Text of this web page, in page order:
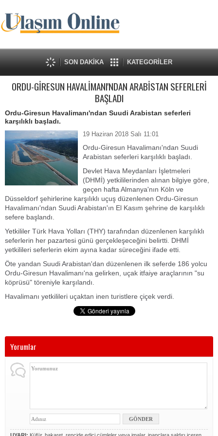
SON DAKİKA KATEGORİLER
ORDU-GİRESUN HAVALİMANI'NDAN ARABİSTAN SEFERLERİ
BAŞLADI
Ordu-Giresun Havalimanı'ndan Suudi Arabistan seferleri
karşılıklı başladı.
19 Haziran 2018 Salı 11:01
Ordu-Giresun Havalimanı'ndan Suudi
Arabistan seferleri karşılıklı başladı.
Devlet Hava Meydanları İşletmeleri
(DHMİ) yetkililerinden alınan bilgiye göre,
geçen hafta Almanya'nın Köln ve
Düsseldorf şehirlerine karşılıklı uçuş düzenlenen Ordu-Giresun
Havalimanı'ndan Suudi Arabistan'ın El Kasım şehrine de karşılıklı
sefere başlandı.
Yetkililer Türk Hava Yolları (THY) tarafından düzenlenen karşılıklı
seferlerin her pazartesi günü gerçekleşeceğini belirtti. DHMİ
yetkilileri seferlerin ekim ayına kadar süreceğini ifade etti.
Öte yandan Suudi Arabistan'dan düzenlenen ilk seferde 186 yolcu
Ordu-Giresun Havalimanı'na gelirken, uçak itfaiye araçlarının "su
köprüsü" töreniyle karşılandı.
Havalimanı yetkilileri uçaktan inen turistlere çiçek verdi.
Yorumlar